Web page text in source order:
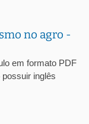
no agro -
em formato PDF
inglês